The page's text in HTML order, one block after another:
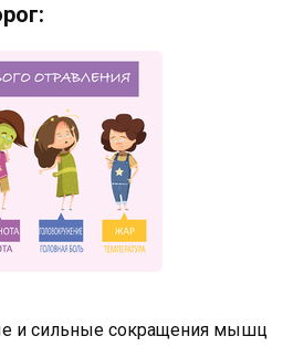
и сильные сокращения мышц